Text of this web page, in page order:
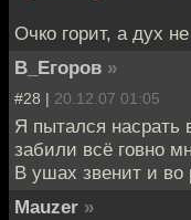
Очко горит, а дух
В_Егоров »
#28 | 20.12.07 01:05
Я пытался насрать
забили всё говно
В ушах звенит и во
Mauzer »